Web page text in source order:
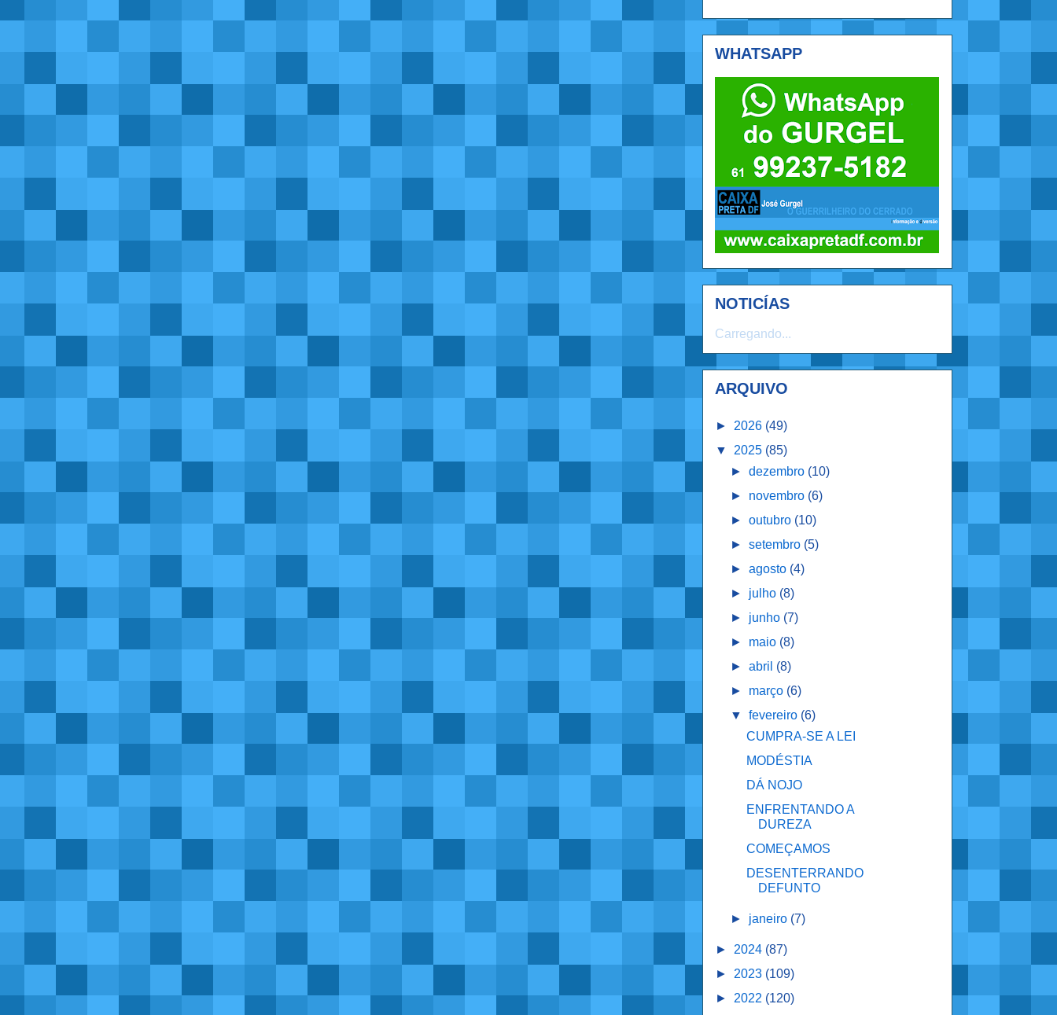
WHATSAPP
NOTICÍAS
Carregando...
ARQUIVO
► 2026 (49)
▼ 2025 (85)
►dezembro (10)
► novembro (6)
►outubro (10)
►setembro (5)
►agosto (4)
► julho (8)
► junho (7)
► maio (8)
►abril (8)
► março (6)
▼fevereiro (6)
CUMPRA-SE A LEI
MODÉSTIA
DÁ NOJO
ENFRENTANDO A
DUREZA
COMEÇAMOS
DESENTERRANDO
DEFUNTO
► janeiro (7)
► 2024 (87)
► 2023 (109)
► 2022 (120)